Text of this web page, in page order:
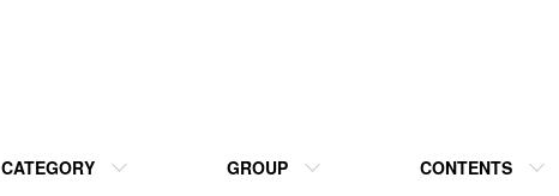
CATEGORY GROUP CONTENTS